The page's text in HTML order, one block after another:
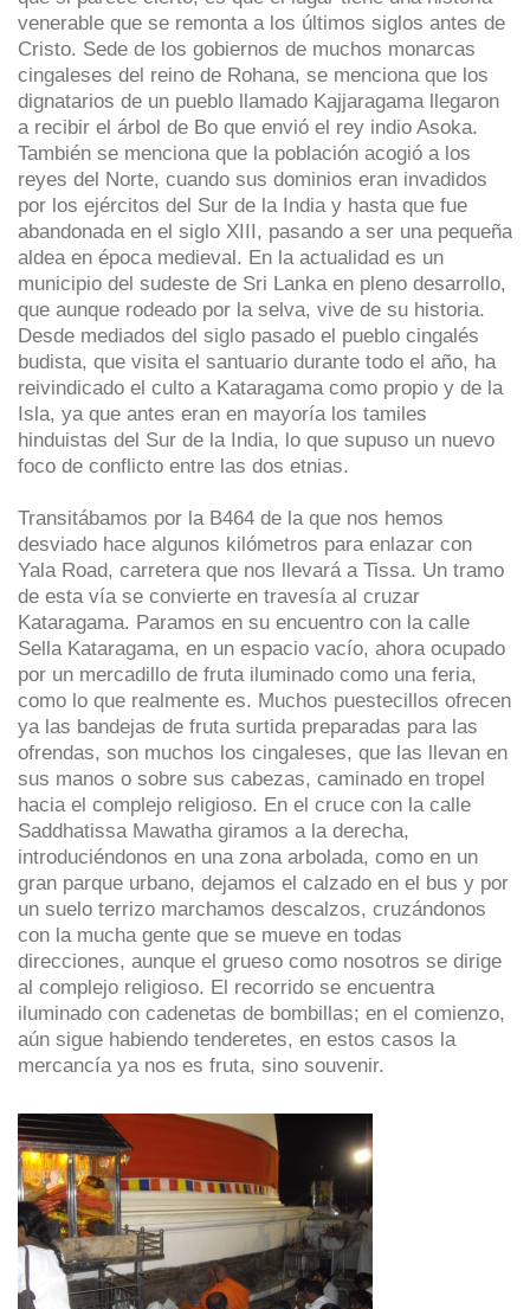
venerable que se remonta a los últimos siglos antes de
Cristo. Sede de los gobiernos de muchos monarcas
cingaleses del reino de Rohana, se menciona que los
dignatarios de un pueblo llamado Kajjaragama llegaron
a recibir el árbol de Bo que envió el rey indio Asoka.
También se menciona que la población acogió a los
reyes del Norte, cuando sus dominios eran invadidos
por los ejércitos del Sur de la India y hasta que fue
abandonada en el siglo XIII, pasando a ser una pequeña
aldea en época medieval. En la actualidad es un
municipio del sudeste de Sri Lanka en pleno desarrollo,
que aunque rodeado por la selva, vive de su historia.
Desde mediados del siglo pasado el pueblo cingalés
budista, que visita el santuario durante todo el año, ha
reivindicado el culto a Kataragama como propio y de la
Isla, ya que antes eran en mayoría los tamiles
hinduistas del Sur de la India, lo que supuso un nuevo
foco de conflicto entre las dos etnias.
Transitábamos por la B464 de la que nos hemos
desviado hace algunos kilómetros para enlazar con
Yala Road, carretera que nos llevará a Tissa. Un tramo
de esta vía se convierte en travesía al cruzar
Kataragama. Paramos en su encuentro con la calle
Sella Kataragama, en un espacio vacío, ahora ocupado
por un mercadillo de fruta iluminado como una feria,
como lo que realmente es. Muchos puestecillos ofrecen
ya las bandejas de fruta surtida preparadas para las
ofrendas, son muchos los cingaleses, que las llevan en
sus manos o sobre sus cabezas, caminado en tropel
hacia el complejo religioso. En el cruce con la calle
Saddhatissa Mawatha giramos a la derecha,
introduciéndonos en una zona arbolada, como en un
gran parque urbano, dejamos el calzado en el bus y por
un suelo terrizo marchamos descalzos, cruzándonos
con la mucha gente que se mueve en todas
direcciones, aunque el grueso como nosotros se dirige
al complejo religioso. El recorrido se encuentra
iluminado con cadenetas de bombillas; en el comienzo,
aún sigue habiendo tenderetes, en estos casos la
mercancía ya nos es fruta, sino souvenir.